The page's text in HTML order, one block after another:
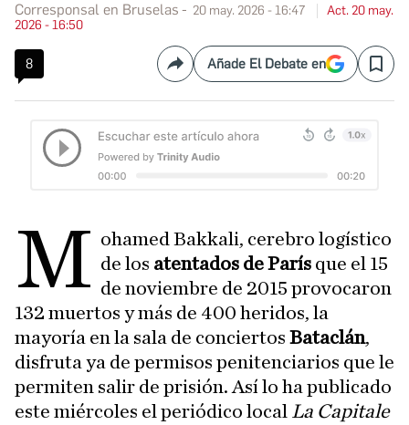
Corresponsal en Bruselas 20 may. 2026 - 16:47
Act. 20 may.
2026 - 16:50
8 CompartirAñade El Debate en Save
M ohamed Bakkali, cerebro logístico
de los atentados de París que el 15
de noviembre de 2015 provocaron
132 muertos y más de 400 heridos, la
mayoría en la sala de conciertos Bataclán,
disfruta ya de permisos penitenciarios que le
permiten salir de prisión. Así lo ha publicado
este miércoles el periódico local La Capitale